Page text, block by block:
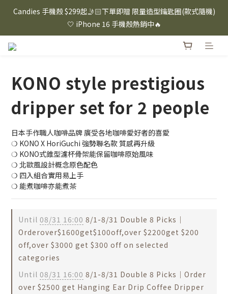
⸜ 8/1-8/31 ⸝  88購物節｜下單滿$1600折$100 / 滿$2200折$200 /
滿$3000折$300 (排除Hazuki及EspressoTokyo)
Candies 手機殼 $299起🤳🏻下單即贈 限量造型鑰匙圈(款式隨機)
🤍 iPhone 16 手機殼熱銷中🔥
⸜ 8/1-8/31 ⸝  88購物節｜下單滿$1600折$100 / 滿$2200折$200 /
KONO style prestigious
dripper set for 2 people
日本手作職人咖啡品牌 廣受各地咖啡愛好者的喜愛
❍ KONO X HoriGuchi 強勢聯名款 質感再升級
❍ KONO式錐型濾杯骨架能保留咖啡原始風味
❍ 北歐風設計概念原色配色
❍ 四入組合實用易上手
❍ 能煮咖啡亦能煮茶
Until 08/31 16:00 8/1-8/31 Double 8 Picks｜
Orderover$1600get$100off,over $2200get $200
off,over $3000 get $300 off on selected
categories
Until 08/31 16:00 8/1-8/31 Double 8 Picks｜Order
over $2500 get Hanging Ear Drip Coffee Dripper